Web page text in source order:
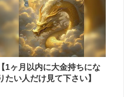
【1ヶ月以内に大金持ちにな
たい人だけ見て下さい】